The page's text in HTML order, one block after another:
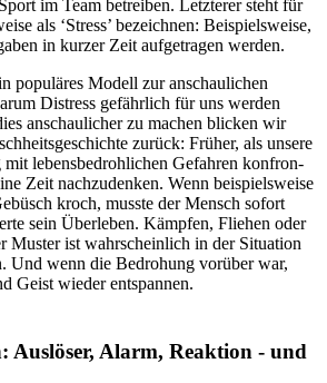
im Team betreiben. Letzterer steht für
als ‘Stress’ bezeichnen: Beispielsweise,
in kurzer Zeit aufgetragen werden.
populäres Modell zur anschaulichen
Distress gefährlich für uns werden
anschaulicher zu machen blicken wir
zurück: Früher, als unsere
mit lebens­be­droh­li­chen Gefah­ren kon­fron­
Zeit nachzudenken. Wenn beispielsweise
kroch, musste der Mensch sofort
sein Überleben. Kämp­fen, Flie­hen oder
Muster ist wahr­schein­lich in der Situation
Und wenn die Bedro­hung vor­über war,
Geist wieder entspannen.
Aus­lö­ser, Alarm, Reak­tion - und